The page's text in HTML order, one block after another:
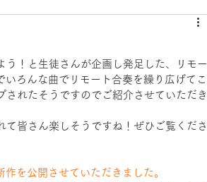
！と生徒さんが企画し発足した、リモー
ろんな曲でリモート合奏を繰り広げてこ
れたそうですのでご紹介させていただき
皆さん楽しそうですね！ぜひご覧くださ
を公開させていただきました。